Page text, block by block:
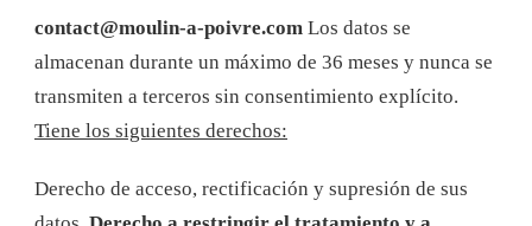
contact@moulin-a-poivre.com Los datos se
almacenan durante un máximo de 36 meses y nunca se
transmiten a terceros sin consentimiento explícito.
Tiene los siguientes derechos:
Derecho de acceso, rectificación y supresión de sus